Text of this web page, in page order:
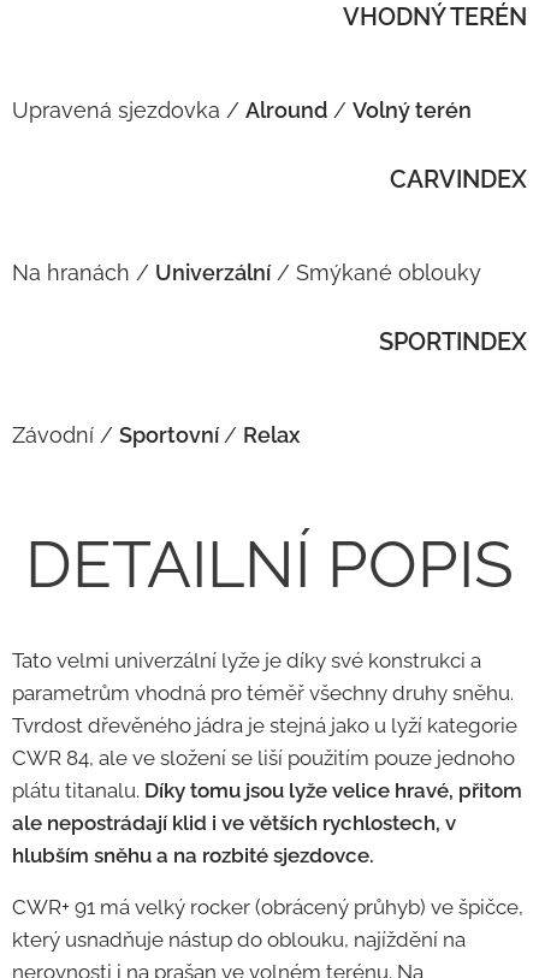
VHODNÝ TERÉN
Upravená sjezdovka / Alround / Volný terén
CARVINDEX
Na hranách / Univerzální/ Smýkané oblouky
SPORTINDEX
Závodní / Sportovní/ Relax
DETAILNÍ POPIS
Tato velmi univerzální lyže je díky své konstrukci a
parametrům vhodná pro téměř všechny druhy sněhu.
Tvrdost dřevěného jádra je stejná jako u lyží kategorie
CWR 84, ale ve složení se liší použitím pouze jednoho
plátu titanalu. Díky tomu jsou lyže velice hravé, přitom
ale nepostrádají klid i ve větších rychlostech, v
hlubším sněhu a na rozbité sjezdovce.
CWR+ 91 má velký rocker (obrácený průhyb) ve špičce,
který usnadňuje nástup do oblouku, najíždění na
nerovnosti i na prašan ve volném terénu. Na